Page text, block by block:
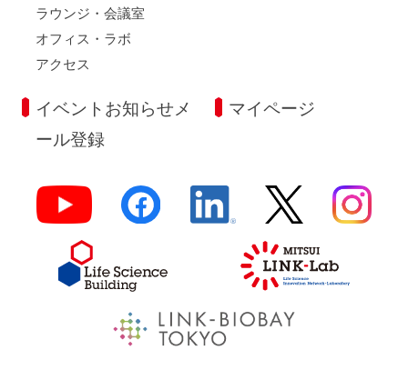
ラウンジ・会議室
オフィス・ラボ
アクセス
イベントお知らせメ
ール登録
マイページ